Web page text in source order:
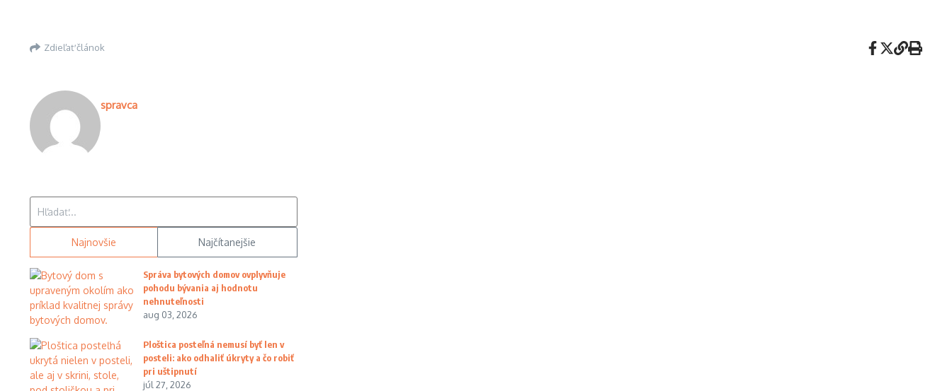
Zdieľať článok
spravca
Najnovšie Najčítanejšie
Správa bytových domov ovplyvňuje
pohodu bývania aj hodnotu
nehnuteľnosti
aug 03, 2026
Ploštica posteľná nemusí byť len v
posteli: ako odhaliť úkryty a čo robiť
pri uštipnutí
júl 27, 2026